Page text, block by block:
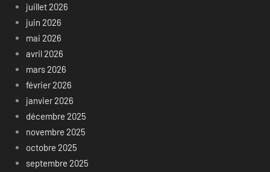
juillet 2026
juin 2026
mai 2026
avril 2026
mars 2026
février 2026
janvier 2026
décembre 2025
novembre 2025
octobre 2025
septembre 2025